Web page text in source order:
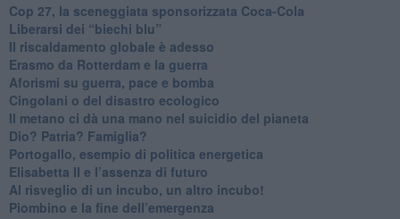
​Cop 27, la sceneggiata sponsorizzata Coca-Cola
​Liberarsi dei “biechi blu”
Il riscaldamento globale è adesso
​Erasmo da Rotterdam e la guerra
​Aforismi su guerra, pace e bomba
Cingolani o del disastro ecologico
​Il metano ci dà una mano nel suicidio del pianeta
​Dio? Patria? Famiglia?
Portogallo, esempio di politica energetica
​Elisabetta II e l’assenza di futuro
Al risveglio di un incubo, un altro incubo!
​Piombino e la fine dell’emergenza